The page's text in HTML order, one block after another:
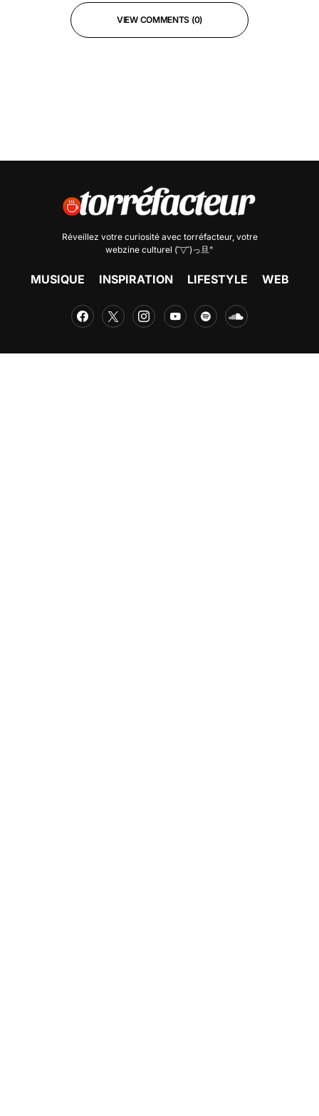
VIEW COMMENTS (0)
Réveillez votre curiosité avec torréfacteur, votre
webzine culturel (˘▽˘)っ旦"
MUSIQUE INSPIRATION LIFESTYLE WEB